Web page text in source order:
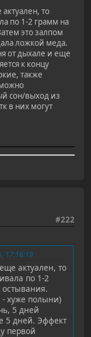
то
по 1-2 грамм на
это залпом
ложкой меда.
от дыхале и еще
к концу
также
сон/выход из
в них могут
#222
17:16:19
актуален, то
по 1-2
- хуже полыни)
5 дней
5 дней. Эффект
первой